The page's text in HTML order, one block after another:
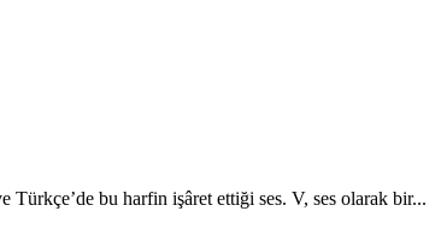
bu harfin işâret ettiği ses. V, ses olarak bir...